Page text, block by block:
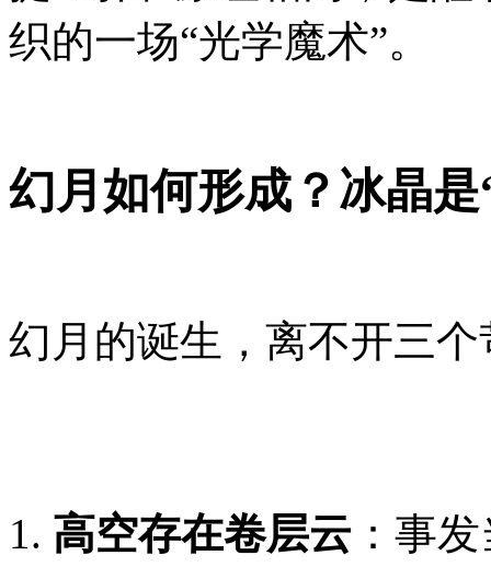
织的一场“光学魔术”。
幻月如何形成？冰晶
幻月的诞生，离不开三
高空存在卷层云 ：事